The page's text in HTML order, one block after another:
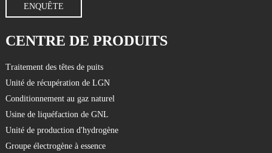
ENQUÊTE
CENTRE DE PRODUITS
Traitement des têtes de puits
Unité de récupération de LGN
Conditionnement au gaz naturel
Usine de liquéfaction de GNL
Unité de production d'hydrogène
Groupe électrogène à essence